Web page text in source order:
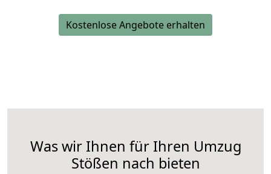
Kostenlose Angebote erhalten
Was wir Ihnen für Ihren Umzug
Stößen nach bieten